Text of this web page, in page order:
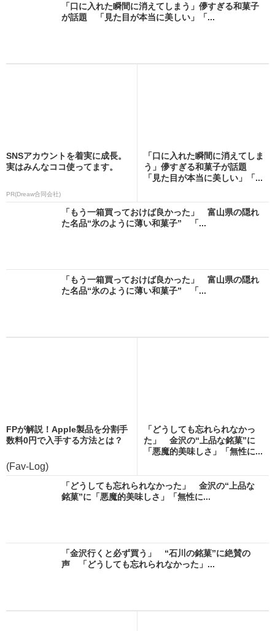
「口に入れた瞬間に消えてしまう」儚すぎる和菓子
が話題 「見た目が本当に美しい」「...
SNSアカウントを着実に成長。
実はみんなココ使ってます。
PR(Dreaw合同会社)
「口に入れた瞬間に消えてしま
う」儚すぎる和菓子が話題
「見た目が本当に美しい」「...
「もう一箱買っておけば良かった」 富山県の隠れ
た名品“氷のように薄い和菓子” 「...
「もう一箱買っておけば良かった」 富山県の隠れ
た名品“氷のように薄い和菓子” 「...
FPが解説！Apple製品を分割手
数料0円で入手する方法とは？
(Fav-Log)
「どうしても忘れられなかっ
た」 金沢の“上品な銘菓”に
「悪魔的美味しさ」「無性に...
「どうしても忘れられなかった」 金沢の“上品な
銘菓”に「悪魔的美味しさ」「無性に...
「金沢行くと必ず買う」 “石川の銘菓”に絶賛の
声 「どうしても忘れられなかった」...